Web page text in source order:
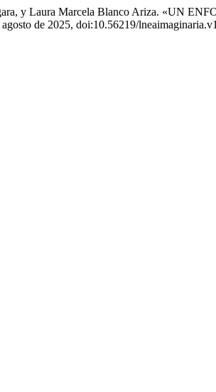
y Laura Marcela Blanco Ariza. «UN
de 2025, doi:10.56219/